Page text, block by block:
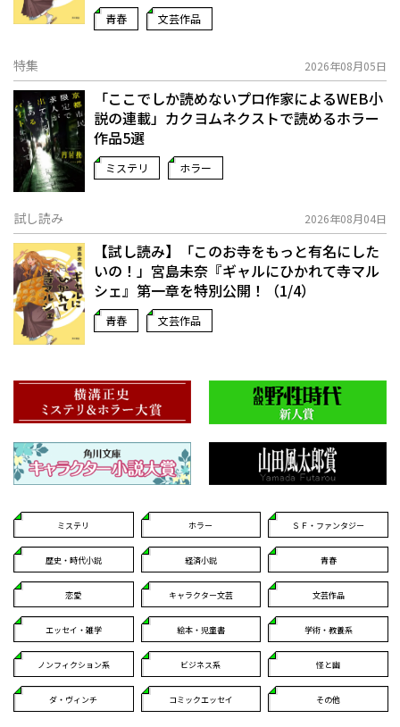
青春 文芸作品
特集 2026年08月05日
「ここでしか読めないプロ作家によるWEB小
説の連載」――カクヨムネクストで読めるホラー
作品5選
ミステリ ホラー
試し読み 2026年08月04日
【試し読み】「このお寺をもっと有名にした
いの！」宮島未奈『ギャルにひかれて寺マル
シェ』第一章を特別公開！（1/4）
青春 文芸作品
ミステリ ホラー ＳＦ・ファンタジー
歴史・時代小説 経済小説 青春
恋愛 キャラクター文芸 文芸作品
エッセイ・雑学 絵本・児童書 学術・教養系
ノンフィクション系 ビジネス系 怪と幽
ダ・ヴィンチ コミックエッセイ その他